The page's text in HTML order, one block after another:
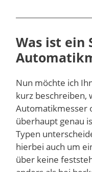
Was ist ein
Nun möchte ich
kurz beschreiben,
Automatikmesser
überhaupt genau
Typen
hierbei auch um
über keine